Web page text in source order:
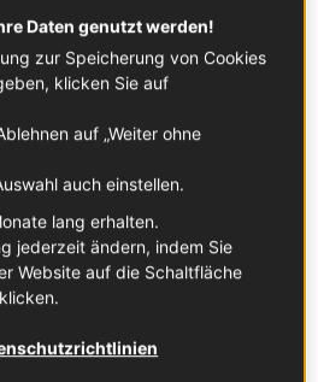
Tanninen
gut zu Käse passen, doch die
wichtige Rolle. Bei Weinen mit
Käse aufgrund einer
metallisch schmecken. Unser
Rotwein mit wenig
Gamay oder Pinot Noir, und
zu Hartkäse.
Daten genutzt werden!
zur Speicherung von Cookies
klicken Sie auf
auf „Weiter ohne
auch einstellen.
lang erhalten.
jederzeit ändern, indem Sie
Website auf die Schaltfläche